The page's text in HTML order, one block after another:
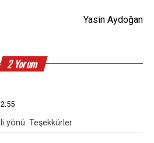
Yasin Aydoğan
2 Yorum
yönü. Teşekkürler